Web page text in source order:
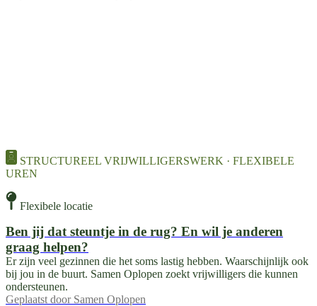
STRUCTUREEL VRIJWILLIGERSWERK · FLEXIBELE
UREN
Flexibele locatie
Ben jij dat steuntje in de rug? En wil je anderen
graag helpen?
Er zijn veel gezinnen die het soms lastig hebben. Waarschijnlijk ook
bij jou in de buurt. Samen Oplopen zoekt vrijwilligers die kunnen
ondersteunen.
Geplaatst door Samen Oplopen